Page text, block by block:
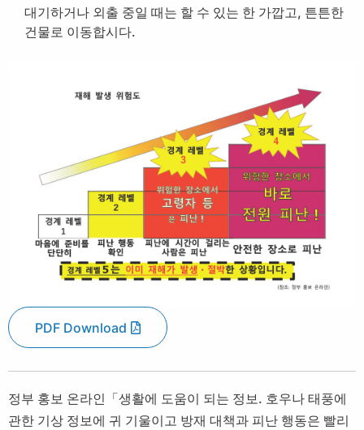
대기하거나 외출 중일 때는 할 수 있는 한 가깝고, 튼튼한
건물로 이동합시다.
PDF Download
정부 홍보 온라인「생활에 도움이 되는 정보. 호우나 태풍에
관한 기상 정보에 귀 기울이고 방재 대책과 피난 행동은 빨리